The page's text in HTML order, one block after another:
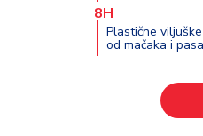
8H
Plastične
od mačaka i